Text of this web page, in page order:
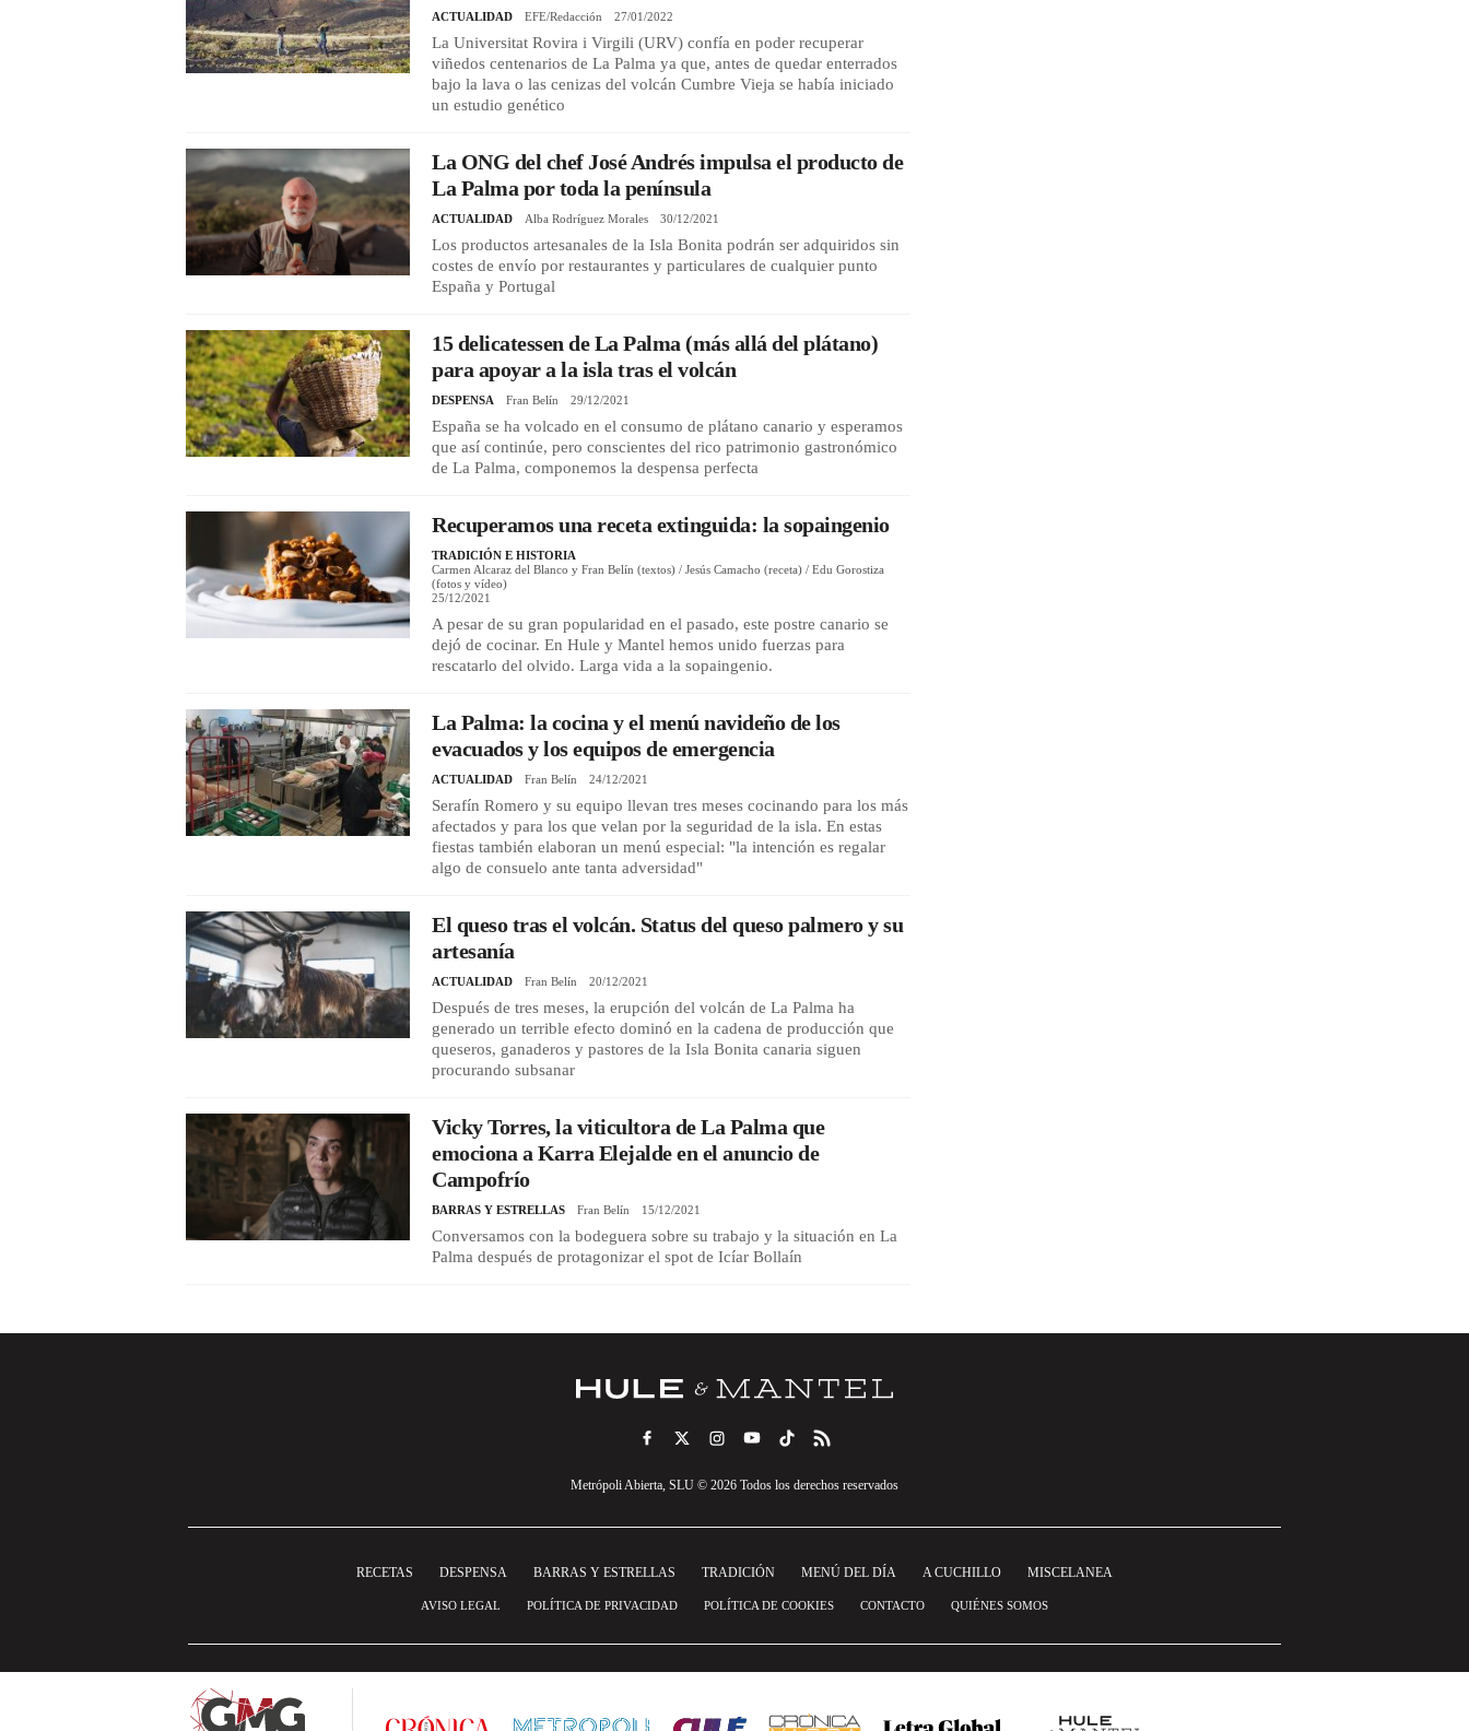
ACTUALIDAD EFE/Redacción 27/01/2022
La Universitat Rovira i Virgili (URV) confía en poder recuperar
viñedos centenarios de La Palma ya que, antes de quedar enterrados
bajo la lava o las cenizas del volcán Cumbre Vieja se había iniciado
un estudio genético
La ONG del chef José Andrés impulsa el producto de
La Palma por toda la península
ACTUALIDAD Alba Rodríguez Morales 30/12/2021
Los productos artesanales de la Isla Bonita podrán ser adquiridos sin
costes de envío por restaurantes y particulares de cualquier punto
España y Portugal
15 delicatessen de La Palma (más allá del plátano)
para apoyar a la isla tras el volcán
DESPENSA Fran Belín 29/12/2021
España se ha volcado en el consumo de plátano canario y esperamos
que así continúe, pero conscientes del rico patrimonio gastronómico
de La Palma, componemos la despensa perfecta
Recuperamos una receta extinguida: la sopaingenio
TRADICIÓN E HISTORIA
Carmen Alcaraz del Blanco y Fran Belín (textos) / Jesús Camacho (receta) / Edu Gorostiza
(fotos y vídeo)
25/12/2021
A pesar de su gran popularidad en el pasado, este postre canario se
dejó de cocinar. En Hule y Mantel hemos unido fuerzas para
rescatarlo del olvido. Larga vida a la sopaingenio.
La Palma: la cocina y el menú navideño de los
evacuados y los equipos de emergencia
ACTUALIDAD Fran Belín 24/12/2021
Serafín Romero y su equipo llevan tres meses cocinando para los más
afectados y para los que velan por la seguridad de la isla. En estas
fiestas también elaboran un menú especial: "la intención es regalar
algo de consuelo ante tanta adversidad"
El queso tras el volcán. Status del queso palmero y su
artesanía
ACTUALIDAD Fran Belín 20/12/2021
Después de tres meses, la erupción del volcán de La Palma ha
generado un terrible efecto dominó en la cadena de producción que
queseros, ganaderos y pastores de la Isla Bonita canaria siguen
procurando subsanar
Vicky Torres, la viticultora de La Palma que
emociona a Karra Elejalde en el anuncio de
Campofrío
BARRAS Y ESTRELLAS Fran Belín 15/12/2021
Conversamos con la bodeguera sobre su trabajo y la situación en La
Palma después de protagonizar el spot de Icíar Bollaín
Metrópoli Abierta, SLU © 2026 Todos los derechos reservados
RECETAS DESPENSA BARRAS Y ESTRELLAS TRADICIÓN MENÚ DEL DÍA A CUCHILLO MISCELANEA
AVISO LEGAL POLÍTICA DE PRIVACIDAD POLÍTICA DE COOKIES CONTACTO QUIÉNES SOMOS